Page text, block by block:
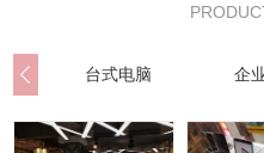
台式电脑 企